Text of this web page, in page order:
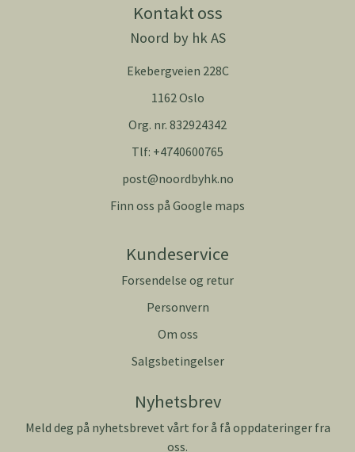
Kontakt oss
Noord by hk AS
Ekebergveien 228C
1162 Oslo
Org. nr. 832924342
Tlf: +4740600765
post@noordbyhk.no
Finn oss på Google maps
Kundeservice
Forsendelse og retur
Personvern
Om oss
Salgsbetingelser
Nyhetsbrev
Meld deg på nyhetsbrevet vårt for å få oppdateringer fra
oss.